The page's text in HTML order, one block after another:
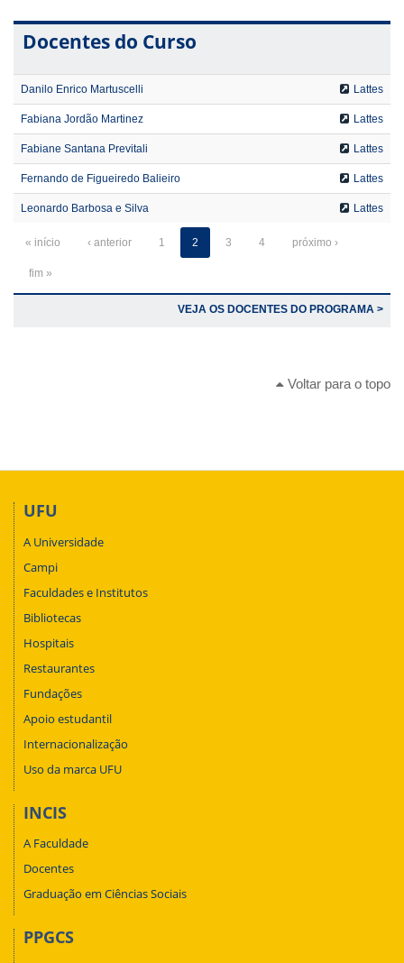
Docentes do Curso
Danilo Enrico Martuscelli Lattes
Fabiana Jordão Martinez Lattes
Fabiane Santana Previtali Lattes
Fernando de Figueiredo Balieiro Lattes
Leonardo Barbosa e Silva Lattes
« início ‹ anterior 1 2 3 4 próximo ›
fim »
VEJA OS DOCENTES DO PROGRAMA >
Voltar para o topo
UFU
A Universidade
Campi
Faculdades e Institutos
Bibliotecas
Hospitais
Restaurantes
Fundações
Apoio estudantil
Internacionalização
Uso da marca UFU
INCIS
A Faculdade
Docentes
Graduação em Ciências Sociais
PPGCS